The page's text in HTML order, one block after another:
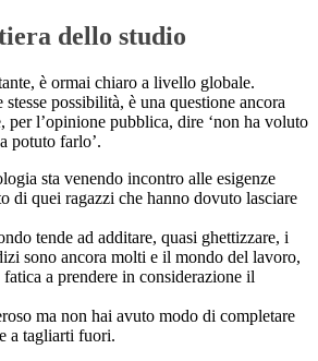
dello studio
è ormai chiaro a livello globale.
possibilità, è una questione ancora
per l’opinione pubblica, dire ‘non ha voluto
potuto farlo’.
sta venendo incontro alle esigenze
di quei ragazzi che hanno dovuto lasciare
tende ad additare, quasi ghettizzare, i
sono ancora molti e il mondo del lavoro,
a prendere in considerazione il
ma non hai avuto modo di completare
a tagliarti fuori.